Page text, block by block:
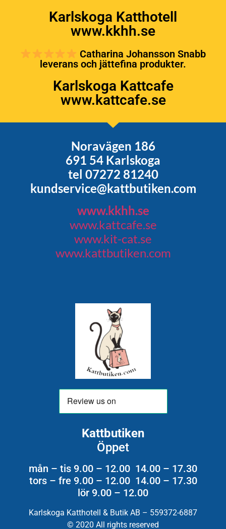
Karlskoga Katthotell
www.kkhh.se
Catharina Johansson Snabb
leverans och jättefina produkter.
Karlskoga Kattcafe
www.kattcafe.se
Noravägen 186
691 54 Karlskoga
tel 07272 81240
kundservice@kattbutiken.com
www.kkhh.se
www.kattcafe.se
www.kit-cat.se
www.kattbutiken.com
Kattbutiken
Öppet
mån – tis 9.00 – 12.00 14.00 – 17.30
tors – fre 9.00 – 12.00 14.00 – 17.30
lör 9.00 – 12.00
Karlskoga Katthotell & Butik AB – 559372-6887
© 2020 All rights reserved